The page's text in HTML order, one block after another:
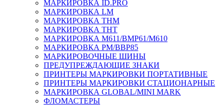
МАРКИРОВКА ID.PRO
МАРКИРОВКА LM
МАРКИРОВКА THM
МАРКИРОВКА THT
МАРКИРОВКА M611/BMP61/M610
МАРКИРОВКА PM/BBP85
МАРКИРОВОЧНЫЕ ШИНЫ
ПРЕДУПРЕЖДАЮЩИЕ ЗНАКИ
ПРИНТЕРЫ МАРКИРОВКИ ПОРТАТИВНЫЕ
ПРИНТЕРЫ МАРКИРОВКИ СТАЦИОНАРНЫЕ
МАРКИРОВКА GLOBAL/MINI MARK
ФЛОМАСТЕРЫ